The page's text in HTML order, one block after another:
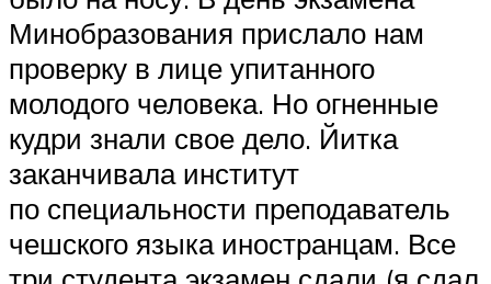
Минобразования прислало нам
проверку в лице упитанного
молодого человека. Но огненные
кудри знали свое дело. Йитка
заканчивала институт
по специальности преподаватель
чешского языка иностранцам. Все